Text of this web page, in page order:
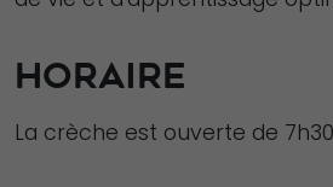
HORAIRE
La crèche est ouverte de 7h30